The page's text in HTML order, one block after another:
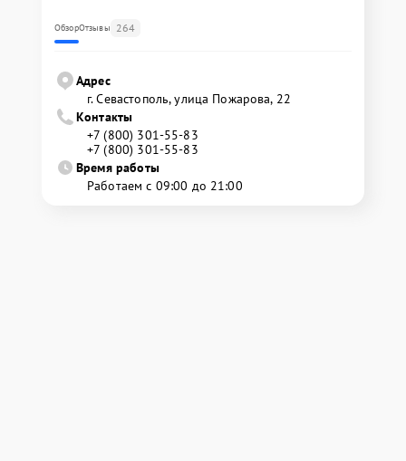
ОбзорОтзывы 264
Адрес
г. Севастополь, улица Пожарова, 22
Контакты
+7 (800) 301-55-83
+7 (800) 301-55-83
Время работы
Работаем с 09:00 до 21:00